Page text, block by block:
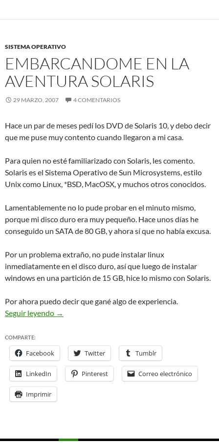
SISTEMA OPERATIVO
EMBARCANDOME EN LA
AVENTURA SOLARIS
29 MARZO, 2007 4 COMENTARIOS
Hace un par de meses pedí los DVD de Solaris 10, y debo decir
que me puse muy contento cuando llegaron a mi casa.
Para quien no esté familiarizado con Solaris, les comento.
Solaris es el Sistema Operativo de Sun Microsystems, estilo
Unix como Linux, *BSD, MacOSX, y muchos otros conocidos.
Lamentablemente no lo pude probar en el minuto mismo,
porque mi disco duro era muy pequeño. Hace unos días he
conseguido un SATA de 80 GB, y ahora sí que no había excusa.
Por un problema extraño, no pude instalar linux
inmediatamente en el disco duro, así que luego de instalar
windows en una partición de 15 GB, hice lo mismo con Solaris.
Por ahora puedo decir que gané algo de experiencia.
Seguir leyendo Embarcandome en la aventura Solaris
→
COMPARTE:
Facebook Twitter Tumblr
LinkedIn Pinterest Correo electrónico
Imprimir